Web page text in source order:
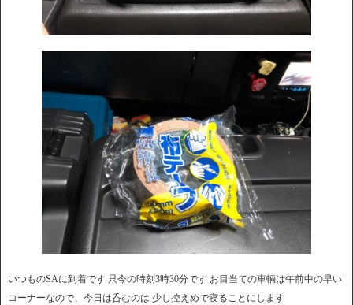
いつものSAに到着です 只今の時刻3時30分です お目当ての車輌は午前中の早い
コーナーなので、今日は呑むのは 少し控えめで寝ることにします